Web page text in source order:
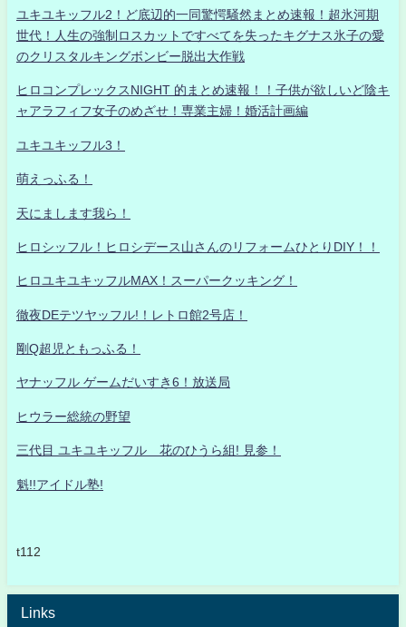
ユキユキッフル2！ど底辺的一同驚愕騒然まとめ速報！超氷河期
世代！人生の強制ロスカットですべてを失ったキグナス氷子の愛
のクリスタルキングボンビー脱出大作戦
ヒロコンプレックスNIGHT 的まとめ速報！！子供が欲しいど陰キ
ャアラフィフ女子のめざせ！専業主婦！婚活計画編
ユキユキッフル3！
萌えっふる！
天にまします我ら！
ヒロシッフル！ヒロシデース山さんのリフォームひとりDIY！！
ヒロユキユキッフルMAX！スーパークッキング！
徹夜DEテツヤッフル!！レトロ館2号店！
剛Q超児ともっふる！
ヤナッフル ゲームだいすき6！放送局
ヒウラー総統の野望
三代目 ユキユキッフル 花のひうら組! 見参！
魁!!アイドル塾!
t112
Links